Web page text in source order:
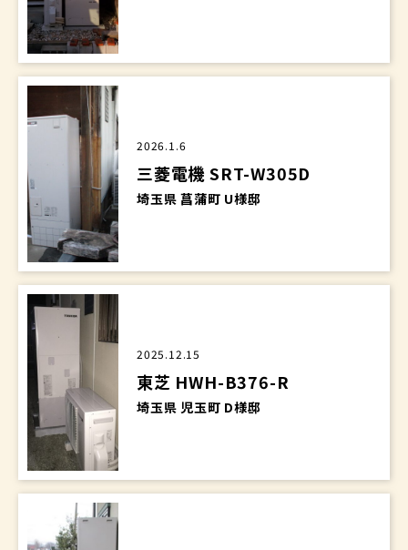
2026.1.6
三菱電機 SRT-W305D
埼玉県 菖蒲町 U様邸
2025.12.15
東芝 HWH-B376-R
埼玉県 児玉町 D様邸